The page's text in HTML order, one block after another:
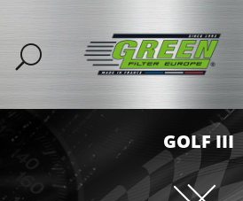
GOLF III